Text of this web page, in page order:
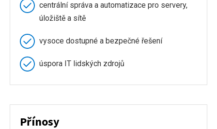
centrální správa a automatizace pro servery,
úložiště a sítě
vysoce dostupné a bezpečné řešení
úspora IT lidských zdrojů
Přínosy